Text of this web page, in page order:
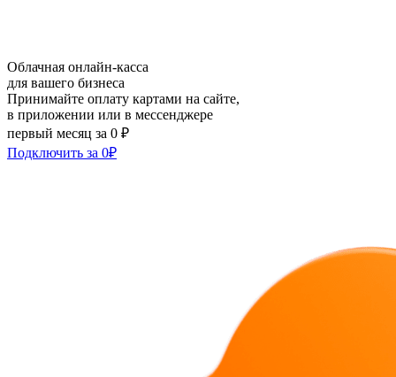
Облачная онлайн-касса
для вашего бизнеса
Принимайте оплату картами на сайте,
в приложении или в мессенджере
первый месяц за 0 ₽
Подключить за 0₽